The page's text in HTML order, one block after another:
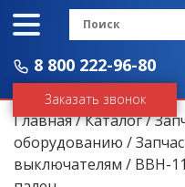
8 800 222-96-80
Заказать звонок
Главная/Каталог/
оборудованию /
выключателям / ВВН-